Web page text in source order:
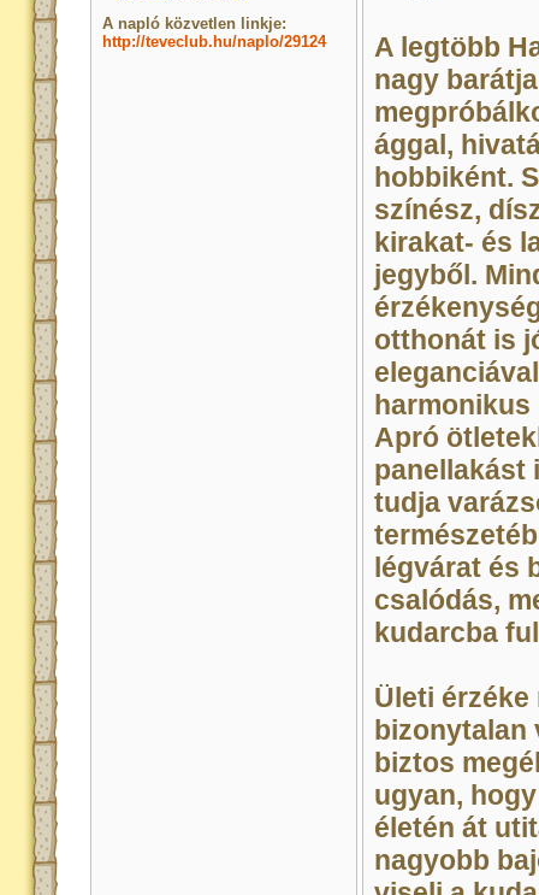
A napló közvetlen linkje:
http://teveclub.hu/naplo/29124
A legtöbb
nagy
ággal,
hobbiként.
színész,
kirakat- és
jegyből.
otthonát is
harmonikus
Apró
panellakást
tudja
légvárat és
csalódás,
kudarcba
Ületi
bizonytalan
biztos
ugyan,
életén át
nagyobb